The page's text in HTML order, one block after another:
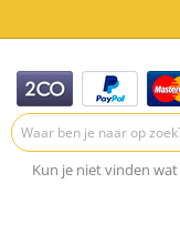
Kun je niet vinden